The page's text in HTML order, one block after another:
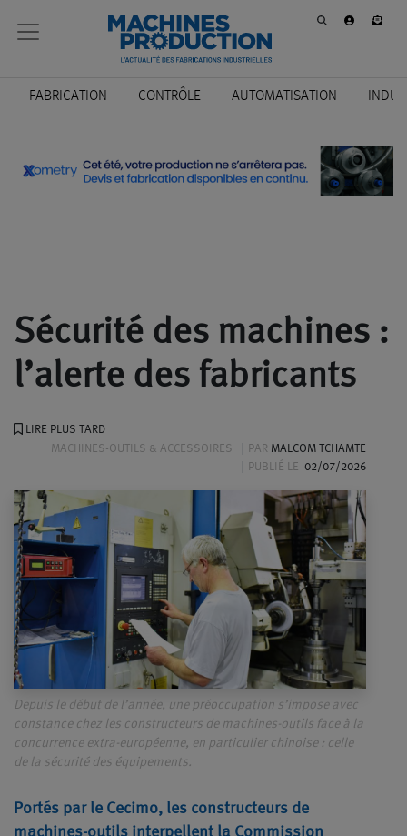
FABRICATION CONTRÔLE AUTOMATISATION
Sécurité des machines :
l’alerte des fabricants
LIRE PLUS TARD
MACHINES-OUTILS & ACCESSOIRES
PAR MALCOM TCHAMTE
PUBLIÉ LE 02/07/2026
Depuis le début de l’année, une préoccupation s’impose avec
constance chez les constructeurs de machines-outils face à la
concurrence extra-européenne, en particulier chinoise : celle
de la sécurité des équipements.
Portés par le Cecimo, les constructeurs de